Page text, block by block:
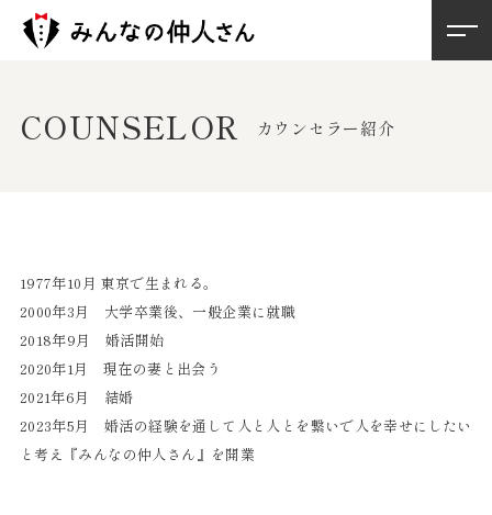
COUNSELOR カウンセラー紹介
1977年10月 東京で生まれる。
2000年3月 大学卒業後、一般企業に就職
2018年9月 婚活開始
2020年1月 現在の妻と出会う
2021年6月 結婚
2023年5月 婚活の経験を通して人と人とを繋いで人を幸せにしたい
と考え 『みんなの仲人さん』を開業